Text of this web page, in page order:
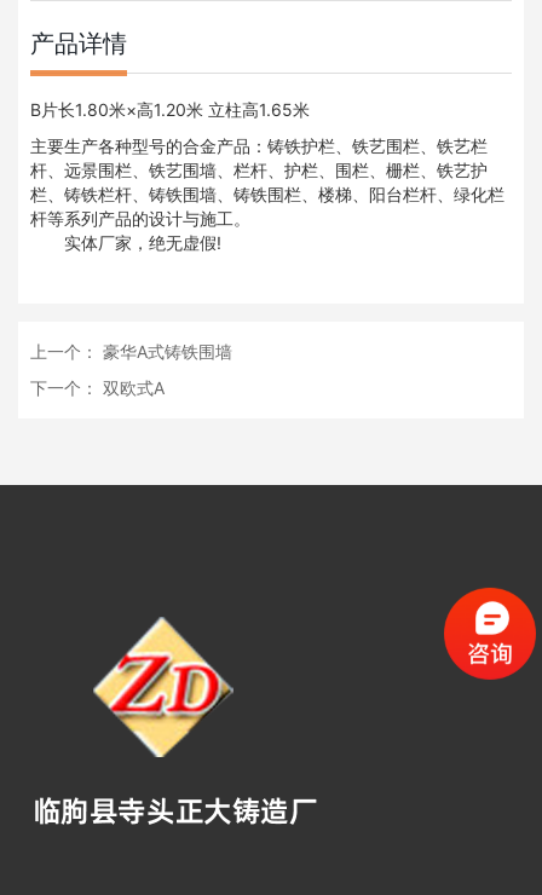
产品详情
B片长1.80米×高1.20米 立柱高1.65米
主要生产各种型号的合金产品： 铸铁护栏 铁艺围栏
铁艺栏
杆
远景围栏 铁艺围墙 、栏杆、护栏、围栏、栅栏、 铁艺护
栏
铸铁栏杆 铸铁围墙 铸铁围栏 、楼梯、阳台栏杆、绿化栏
杆等系列产品的设计与施工。
实体厂家，绝无虚假!
上一个： 豪华A式铸铁围墙
下一个： 双欧式A